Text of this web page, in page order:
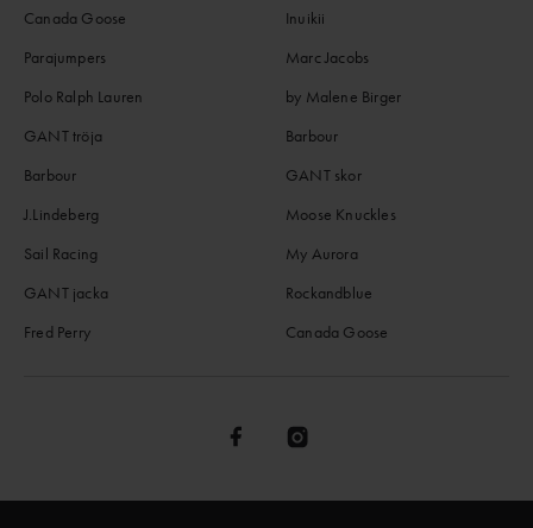
Canada Goose
Parajumpers
Polo Ralph Lauren
GANT tröja
Barbour
J.Lindeberg
Sail Racing
GANT jacka
Fred Perry
Inuikii
Marc Jacobs
by Malene Birger
Barbour
GANT skor
Moose Knuckles
My Aurora
Rockandblue
Canada Goose